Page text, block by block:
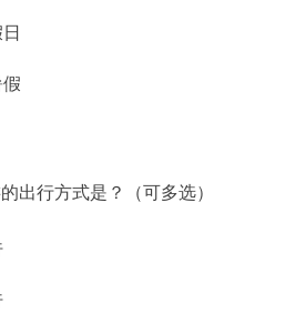
出行方式是？（可多选）